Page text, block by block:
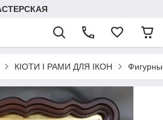
КІОТИ І РАМИ ДЛЯ ІКОН